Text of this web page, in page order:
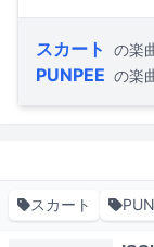
スカート の楽
PUNPEE の楽
スカート